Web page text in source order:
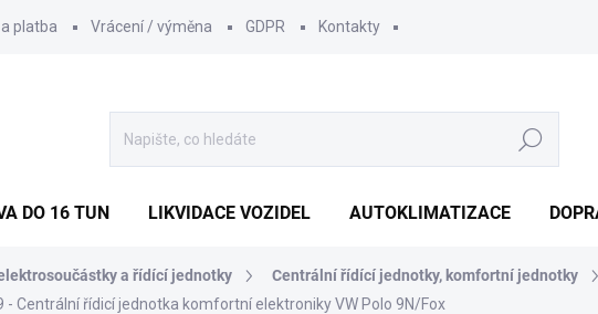
platba Vrácení / výměna GDPR Kontakty
Hledat
DO 16 TUN LIKVIDACE VOZIDEL AUTOKLIMATIZACE
a řídící jednotky
Centrální řídící jednotky, komfortní jednotky
Centrální řídicí jednotka komfortní elektroniky VW Polo 9N/Fox